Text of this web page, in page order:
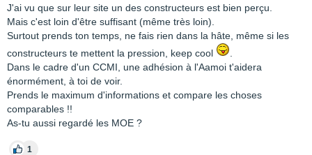
J'ai vu que sur leur site un des constructeurs est bien perçu.
Mais c'est loin d'être suffisant (même très loin).
Surtout prends ton temps, ne fais rien dans la hâte, même si les
constructeurs te mettent la pression, keep cool
Dans le cadre d'un CCMI, une adhésion à l'Aamoi t'aidera
énormément, à toi de voir.
Prends le maximum d'informations et compare les choses
comparables !!
As-tu aussi regardé les MOE ?
1